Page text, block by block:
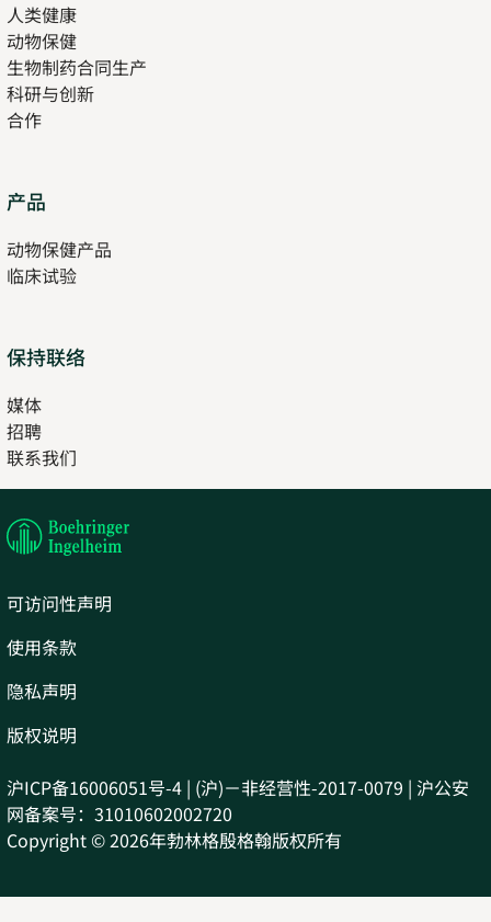
人类健康
new
tab
动物保健
生物制药合同生产
科研与创新
合作
产品
new
tab
动物保健产品
临床试验
保持联络
媒体
招聘
in
new
联系我们
in
tab
可访问性声明
使用条款
隐私声明
版权说明
沪ICP备16006051号-4 | (沪)－非经营性-2017-0079 | 沪公安
网备案号：31010602002720
Copyright © 2026年勃林格殷格翰版权所有